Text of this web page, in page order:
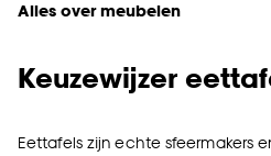
Alles over meubelen
Keuzewijzer
Eettafels zijn echte sfeermakers